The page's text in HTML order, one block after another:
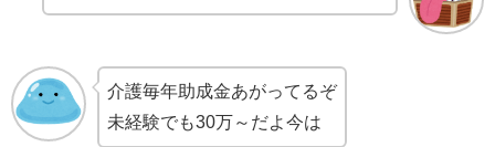
介護毎年助成金あがってるぞ
未経験でも30万～だよ今は